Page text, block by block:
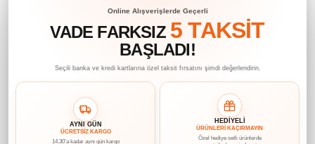
Online Alışverişlerde Geçerli
VADE FARKSIZ 5 TAKSİT
BAŞLADI!
Seçili banka ve kredi kartlarına özel taksit fırsatını şimdi değerlendirin.
AYNI GÜN
ÜCRETSİZ KARGO
14.30’a kadar aynı gün kargo
HEDİYELİ
ÜRÜNLERİ KAÇIRMAYIN
Özel hediye setli ürünlerde